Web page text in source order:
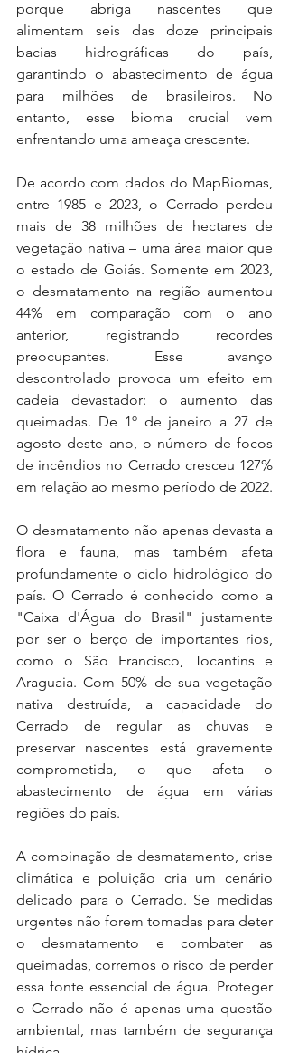
porque abriga nascentes que
alimentam seis das doze principais
bacias hidrográficas do país,
garantindo o abastecimento de água
para milhões de brasileiros. No
entanto, esse bioma crucial vem
enfrentando uma ameaça crescente.
De acordo com dados do MapBiomas,
entre 1985 e 2023, o Cerrado perdeu
mais de 38 milhões de hectares de
vegetação nativa – uma área maior que
o estado de Goiás. Somente em 2023,
o desmatamento na região aumentou
44% em comparação com o ano
anterior, registrando recordes
preocupantes. Esse avanço
descontrolado provoca um efeito em
cadeia devastador: o aumento das
queimadas. De 1º de janeiro a 27 de
agosto deste ano, o número de focos
de incêndios no Cerrado cresceu 127%
em relação ao mesmo período de 2022.
O desmatamento não apenas devasta a
flora e fauna, mas também afeta
profundamente o ciclo hidrológico do
país. O Cerrado é conhecido como a
"Caixa d'Água do Brasil" justamente
por ser o berço de importantes rios,
como o São Francisco, Tocantins e
Araguaia. Com 50% de sua vegetação
nativa destruída, a capacidade do
Cerrado de regular as chuvas e
preservar nascentes está gravemente
comprometida, o que afeta o
abastecimento de água em várias
regiões do país.
A combinação de desmatamento, crise
climática e poluição cria um cenário
delicado para o Cerrado. Se medidas
urgentes não forem tomadas para deter
o desmatamento e combater as
queimadas, corremos o risco de perder
essa fonte essencial de água. Proteger
o Cerrado não é apenas uma questão
ambiental, mas também de segurança